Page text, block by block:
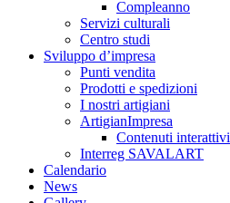
Compleanno
Servizi culturali
Centro studi
Sviluppo d’impresa
Punti vendita
Prodotti e spedizioni
I nostri artigiani
ArtigianImpresa
Contenuti interattivi
Interreg SAVALART
Calendario
News